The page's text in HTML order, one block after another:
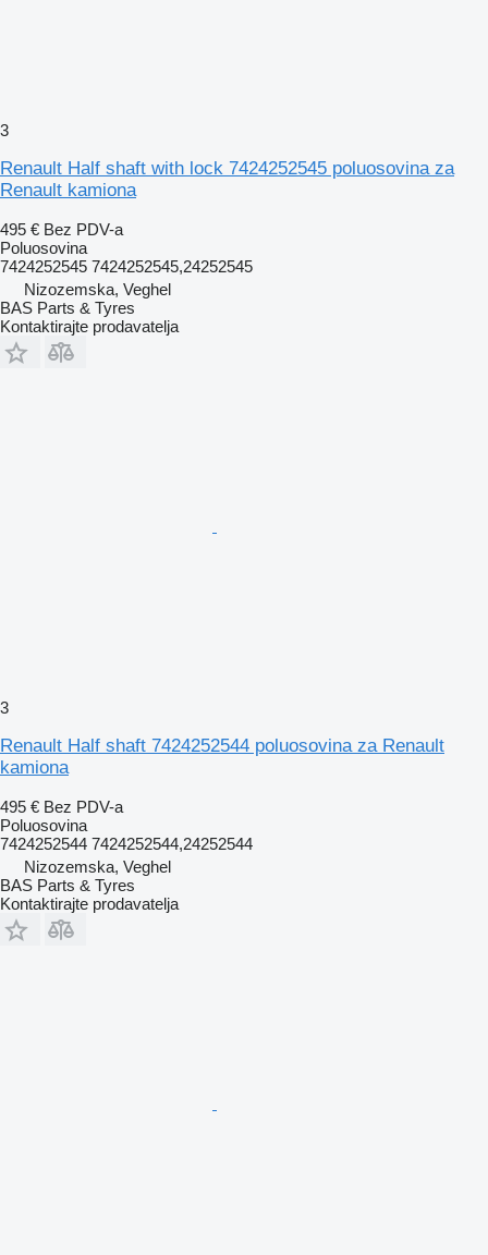
3
Renault Half shaft with lock 7424252545 poluosovina za
Renault kamiona
495 € Bez PDV-a
Poluosovina
7424252545 7424252545,24252545
Nizozemska, Veghel
BAS Parts & Tyres
Kontaktirajte prodavatelja
3
Renault Half shaft 7424252544 poluosovina za Renault
kamiona
495 € Bez PDV-a
Poluosovina
7424252544 7424252544,24252544
Nizozemska, Veghel
BAS Parts & Tyres
Kontaktirajte prodavatelja